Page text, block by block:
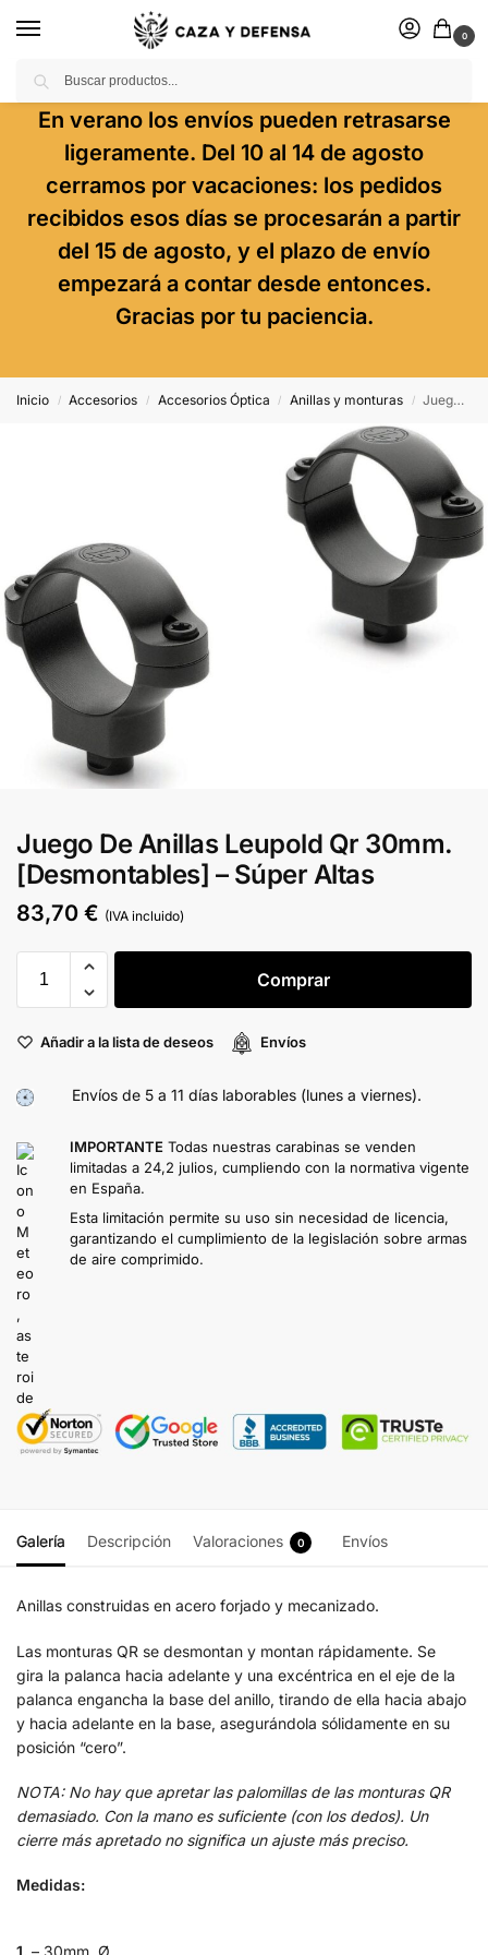
0
En verano los envíos pueden retrasarse
ligeramente. Del 10 al 14 de agosto
cerramos por vacaciones: los pedidos
recibidos esos días se procesarán a partir
del 15 de agosto, y el plazo de envío
empezará a contar desde entonces.
Gracias por tu paciencia.
Inicio / Accesorios / Accesorios Óptica / Anillas y monturas / Juego De Anillas Leupold Qr 30mm. [Desmontables] – Súper Altas
Juego De Anillas Leupold Qr 30mm.
[Desmontables] – Súper Altas
83,70 € (IVA incluido)
Comprar
Añadir a la lista de deseos Envíos
Envíos de 5 a 11 días laborables (lunes a viernes).
IMPORTANTE Todas nuestras carabinas se venden
limitadas a 24,2 julios, cumpliendo con la normativa vigente
en España.
Esta limitación permite su uso sin necesidad de licencia,
garantizando el cumplimiento de la legislación sobre armas
de aire comprimido.
Galería Descripción Valoraciones 0 Envíos
Anillas construidas en acero forjado y mecanizado.
Las monturas QR se desmontan y montan rápidamente. Se
gira la palanca hacia adelante y una excéntrica en el eje de la
palanca engancha la base del anillo, tirando de ella hacia abajo
y hacia adelante en la base, asegurándola sólidamente en su
posición “cero”.
NOTA: No hay que apretar las palomillas de las monturas QR
demasiado. Con la mano es suficiente (con los dedos). Un
cierre más apretado no significa un ajuste más preciso.
Medidas: